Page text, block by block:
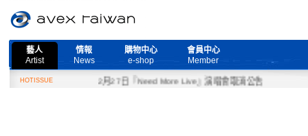
藝人
Artist
情報
News
購物中心
e-shop
會員中心
Member
HOTISSUE 2月27日『Need More Live』演唱會取消公告